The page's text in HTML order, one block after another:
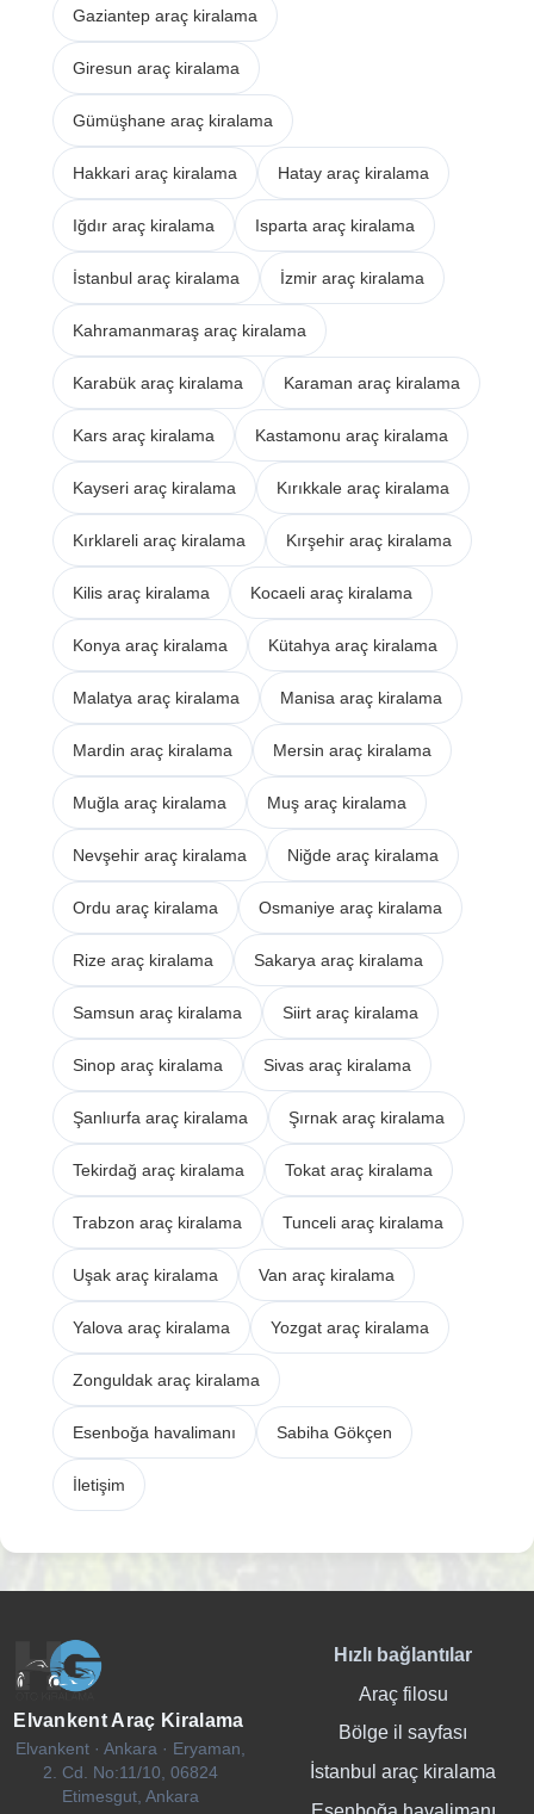
Gaziantep araç kiralama
Giresun araç kiralama
Gümüşhane araç kiralama
Hakkari araç kiralama Hatay araç kiralama
Iğdır araç kiralama Isparta araç kiralama
İstanbul araç kiralama İzmir araç kiralama
Kahramanmaraş araç kiralama
Karabük araç kiralama Karaman araç kiralama
Kars araç kiralama Kastamonu araç kiralama
Kayseri araç kiralama Kırıkkale araç kiralama
Kırklareli araç kiralama Kırşehir araç kiralama
Kilis araç kiralama Kocaeli araç kiralama
Konya araç kiralama Kütahya araç kiralama
Malatya araç kiralama Manisa araç kiralama
Mardin araç kiralama Mersin araç kiralama
Muğla araç kiralama Muş araç kiralama
Nevşehir araç kiralama Niğde araç kiralama
Ordu araç kiralama Osmaniye araç kiralama
Rize araç kiralama Sakarya araç kiralama
Samsun araç kiralama Siirt araç kiralama
Sinop araç kiralama Sivas araç kiralama
Şanlıurfa araç kiralama Şırnak araç kiralama
Tekirdağ araç kiralama Tokat araç kiralama
Trabzon araç kiralama Tunceli araç kiralama
Uşak araç kiralama Van araç kiralama
Yalova araç kiralama Yozgat araç kiralama
Zonguldak araç kiralama
Esenboğa havalimanı Sabiha Gökçen
İletişim
Elvankent Araç Kiralama
Elvankent · Ankara · Eryaman,
2. Cd. No:11/10, 06824
Etimesgut, Ankara
Hızlı bağlantılar
Araç filosu
Bölge il sayfası
İstanbul araç kiralama